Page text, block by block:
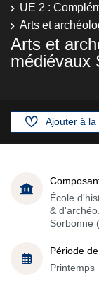
UE 2 :
Arts et
Arts et
médiévaux
Ajouter à la
École
&
Sorbonne
Période
Printemps